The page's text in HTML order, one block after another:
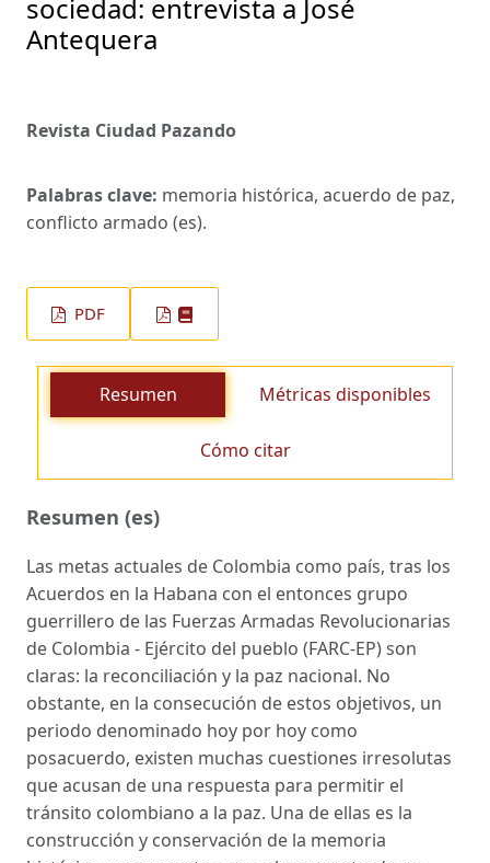
sociedad: entrevista a José
Antequera
Revista Ciudad Pazando
Palabras clave: memoria histórica, acuerdo de paz,
conflicto armado (es).
PDF
Resumen Métricas disponibles
Cómo citar
Resumen (es)
Las metas actuales de Colombia como país, tras los
Acuerdos en la Habana con el entonces grupo
guerrillero de las Fuerzas Armadas Revolucionarias
de Colombia - Ejército del pueblo (FARC-EP) son
claras: la reconciliación y la paz nacional. No
obstante, en la consecución de estos objetivos, un
periodo denominado hoy por hoy como
posacuerdo, existen muchas cuestiones irresolutas
que acusan de una respuesta para permitir el
tránsito colombiano a la paz. Una de ellas es la
construcción y conservación de la memoria